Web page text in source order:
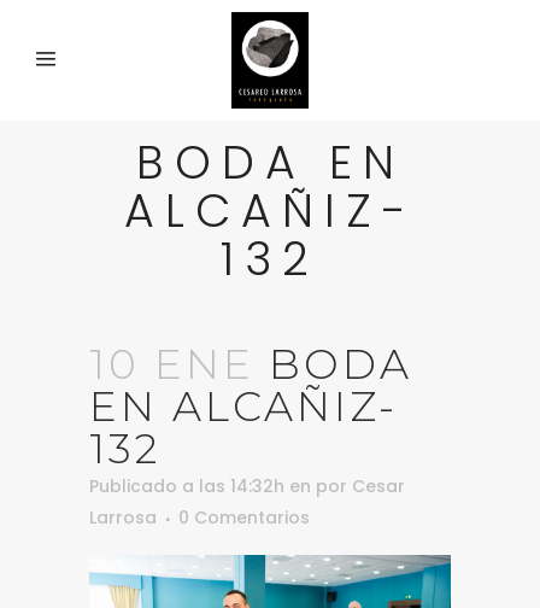
BODA EN
ALCAÑIZ-
132
10 ENE BODA
EN ALCAÑIZ-
132
Publicado a las 14:32h en por Cesar
Larrosa
0 Comentarios